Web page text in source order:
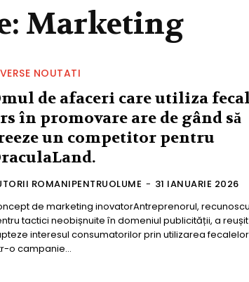
Marketing
NOUTATI
de afaceri care utiliza
în promovare are de gând să
un competitor pentru
ROMANIPENTRUOLUME - 31 IANUARIE 2026
de marketing inovatorAntreprenorul,
tactici neobișnuite în domeniul publicității, a
interesul consumatorilor prin utilizarea
o campanie...